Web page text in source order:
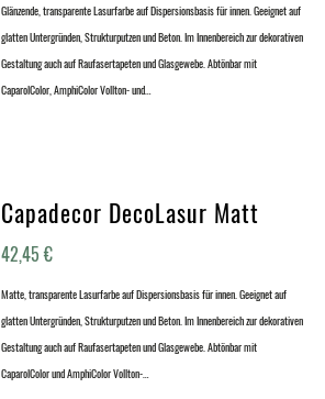
Glänzende, transparente Lasurfarbe auf Dispersionsbasis für innen. Geeignet auf
glatten Untergründen, Strukturputzen und Beton. Im Innenbereich zur dekorativen
Gestaltung auch auf Raufasertapeten und Glasgewebe. Abtönbar mit
CaparolColor, AmphiColor Vollton- und…
Capadecor DecoLasur Matt
42,45€
Matte, transparente Lasurfarbe auf Dispersionsbasis für innen. Geeignet auf
glatten Untergründen, Strukturputzen und Beton. Im Innenbereich zur dekorativen
Gestaltung auch auf Raufasertapeten und Glasgewebe. Abtönbar mit
CaparolColor und AmphiColor Vollton-…